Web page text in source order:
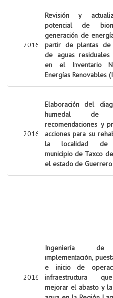
2016
Revisión y
potencial de
generación de
partir de plantas de
de aguas residuales
en el Inventario
Energías Renovables
2016
Elaboración del
humedal de
recomendaciones y
acciones para su
la localidad de
municipio de Taxco
el estado de Guerrero
2016
Ingeniería de
implementación,
e inicio de
infraestructura
mejorar el abasto y